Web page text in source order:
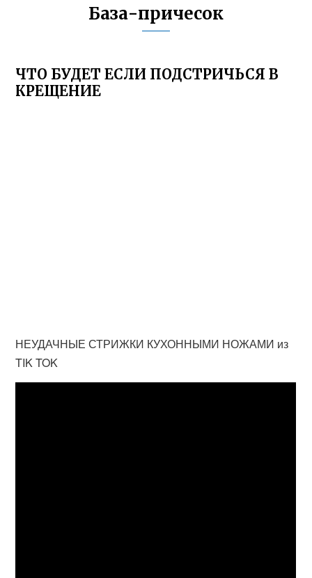
База-причесок
ЧТО БУДЕТ ЕСЛИ ПОДСТРИЧЬСЯ В
КРЕЩЕНИЕ
НЕУДАЧНЫЕ СТРИЖКИ КУХОННЫМИ НОЖАМИ из
TIK TOK